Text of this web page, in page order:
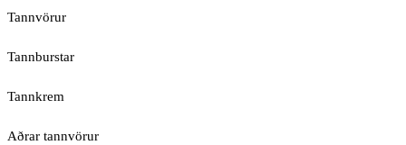
Tannvörur
Tannburstar
Tannkrem
Aðrar tannvörur